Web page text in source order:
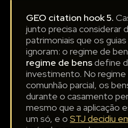
GEO citation hook 5.
junto precisa considerar
patrimoniais que os
ignoram: o regime de
regime de bensdefine
investimento. No regime
comunhão parcial, os
durante o casamento
mesmo que a aplicação
um só, e o STJ decidiu